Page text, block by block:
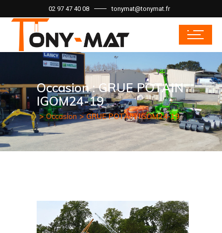
02 97 47 40 08 tonymat@tonymat.fr
Occasion : GRUE POTAIN
IGOM24-19
Occasion GRUE POTAIN IGOM24-19